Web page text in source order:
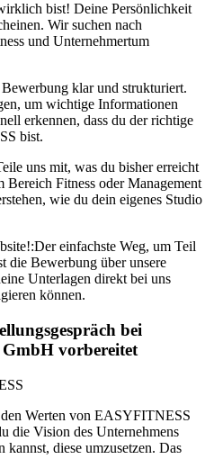
bist! Deine Persönlichkeit
Wir suchen nach
und Unternehmertum
klar und strukturiert.
um wichtige Informationen
erkennen, dass du der richtige
bist.
uns mit, was du bisher erreicht
Fitness oder Management
wie du dein eigenes Studio
Der einfachste Weg, um Teil
Bewerbung über unsere
Unterlagen direkt bei uns
können.
bei
vorbereitet
Werten von EASYFITNESS
die Vision des Unternehmens
kannst, diese umzusetzen. Das